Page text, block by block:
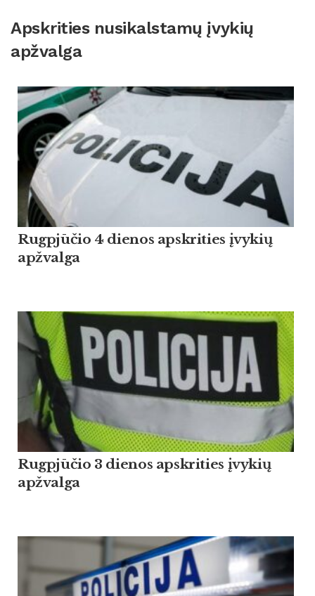
Apskrities nusikalstamų įvykių
apžvalga
Rugpjūčio 4 dienos apskrities įvykių
apžvalga
Rugpjūčio 3 dienos apskrities įvykių
apžvalga